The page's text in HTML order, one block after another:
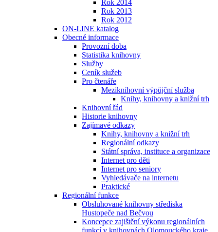
Rok 2014
Rok 2013
Rok 2012
ON-LINE katalog
Obecné informace
Provozní doba
Statistika knihovny
Služby
Ceník služeb
Pro čtenáře
Meziknihovní výpůjční služba
Knihy, knihovny a knižní trh
Knihovní řád
Historie knihovny
Zajímavé odkazy
Knihy, knihovny a knižní trh
Regionální odkazy
Státní správa, instituce a organizace
Internet pro děti
Internet pro seniory
Vyhledávače na internetu
Praktické
Regionální funkce
Obsluhované knihovny střediska
Hustopeče nad Bečvou
Koncepce zajištění výkonu regionálních
funkcí v knihovnách Olomouckého kraje